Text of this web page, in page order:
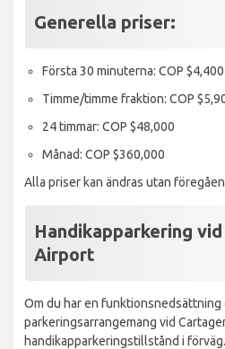
Generella priser:
Första 30 minuterna: COP $4,400
Timme/timme fraktion: COP
24 timmar: COP $48,000
Månad: COP $360,000
Alla priser kan ändras utan
Handikapparkering
Airport
Om du har en funktionsnedsättning
parkeringsarrangemang vid
handikapparkeringstillstånd i